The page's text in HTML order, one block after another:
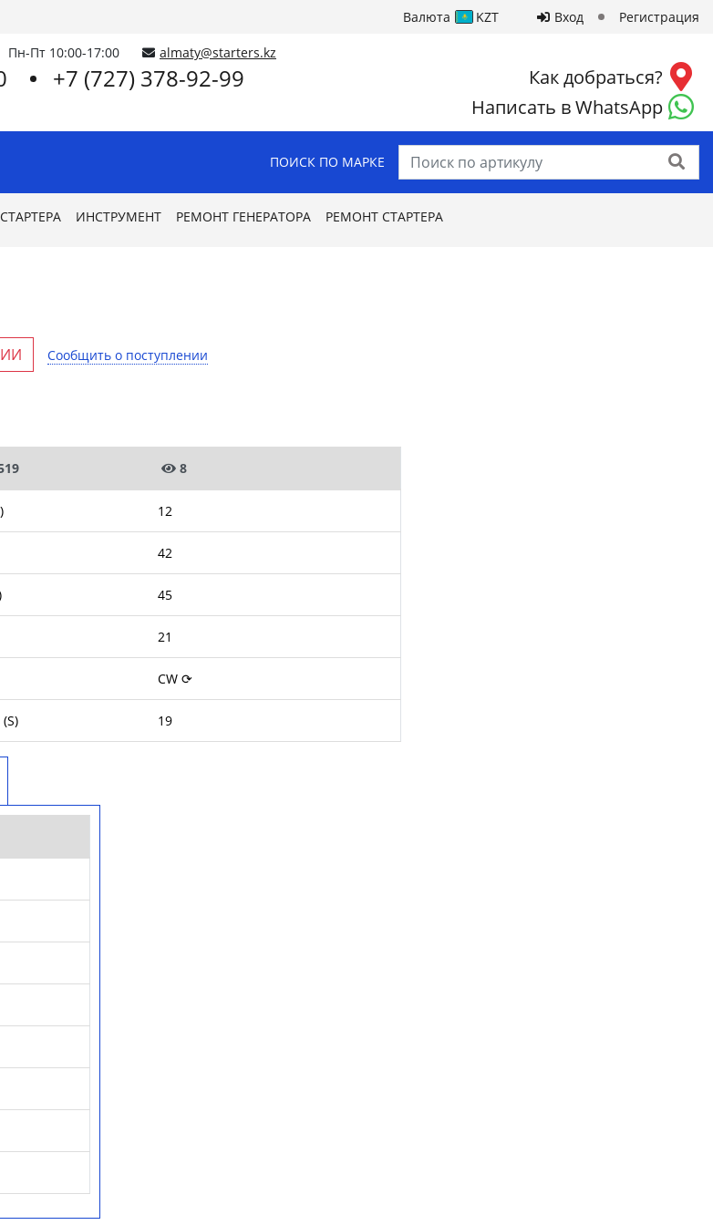
Валюта KZT Вход Регистрация
Пн-Пт 10:00-17:00 almaty@starters.kz
+7 (727) 378-92-99
Как добраться?
Написать в WhatsApp
ПОИСК ПО МАРКЕ Найти
ИНСТРУМЕНТ РЕМОНТ ГЕНЕРАТОРА РЕМОНТ СТАРТЕРА
Сообщить о поступлении
8
12
42
45
21
CW ⟳
19